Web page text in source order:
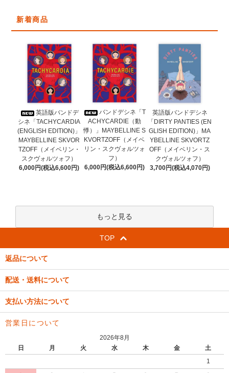
新着商品
英語版バンドデ
シネ「TACHYCARDIA
(ENGLISH EDITION)」
MAYBELLINE SKVOR
TZOFF（メイベリン・
スクヴォルツォフ）
6,000円(税込6,600円)
バンドデシネ「T
ACHYCARDIE（動
悸）」MAYBELLINE S
KVORTZOFF（メイベ
リン・スクヴォルツォ
フ）
6,000円(税込6,600円)
英語版バンドデシネ
「DIRTY PANTIES (EN
GLISH EDITION)」MA
YBELLINE SKVORTZ
OFF（メイベリン・ス
クヴォルツォフ）
3,700円(税込4,070円)
もっと見る
TOP
返品について
配送・送料について
支払い方法について
営業日について
2026年8月
日
月 火 水 木 金
土
1